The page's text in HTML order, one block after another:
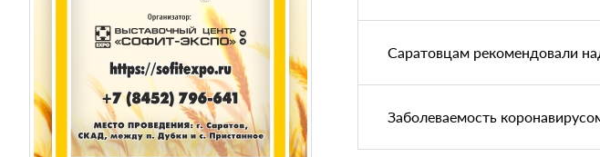
Саратовцам рекомендовали
Заболеваемость